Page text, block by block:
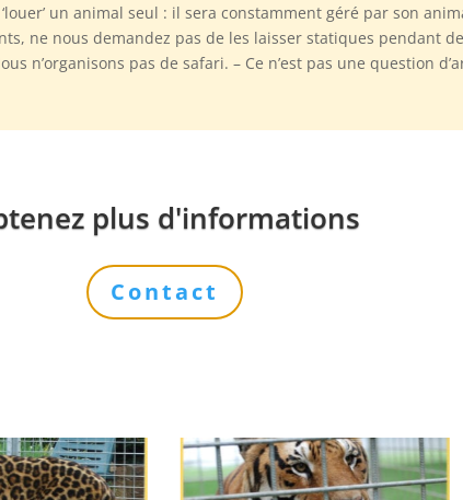
un animal seul : il sera constamment géré par son
ne nous demandez pas de les laisser statiques pendant
n’organisons pas de safari. – Ce n’est pas une question
plus d'informations
Contact